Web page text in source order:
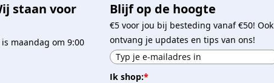
staan voor
maandag om 9:00
Blijf op de hoogte
€5 voor jou bij besteding vanaf €50! Ook
ontvang je updates en tips van ons!
Ik shop:*